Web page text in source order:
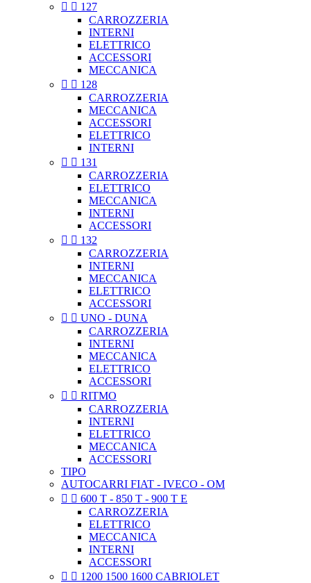
  127
CARROZZERIA
INTERNI
ELETTRICO
ACCESSORI
MECCANICA
  128
CARROZZERIA
MECCANICA
ACCESSORI
ELETTRICO
INTERNI
  131
CARROZZERIA
ELETTRICO
MECCANICA
INTERNI
ACCESSORI
  132
CARROZZERIA
INTERNI
MECCANICA
ELETTRICO
ACCESSORI
  UNO - DUNA
CARROZZERIA
INTERNI
MECCANICA
ELETTRICO
ACCESSORI
  RITMO
CARROZZERIA
INTERNI
ELETTRICO
MECCANICA
ACCESSORI
TIPO
AUTOCARRI FIAT - IVECO - OM
  600 T - 850 T - 900 T E
CARROZZERIA
ELETTRICO
MECCANICA
INTERNI
ACCESSORI
  1200 1500 1600 CABRIOLET